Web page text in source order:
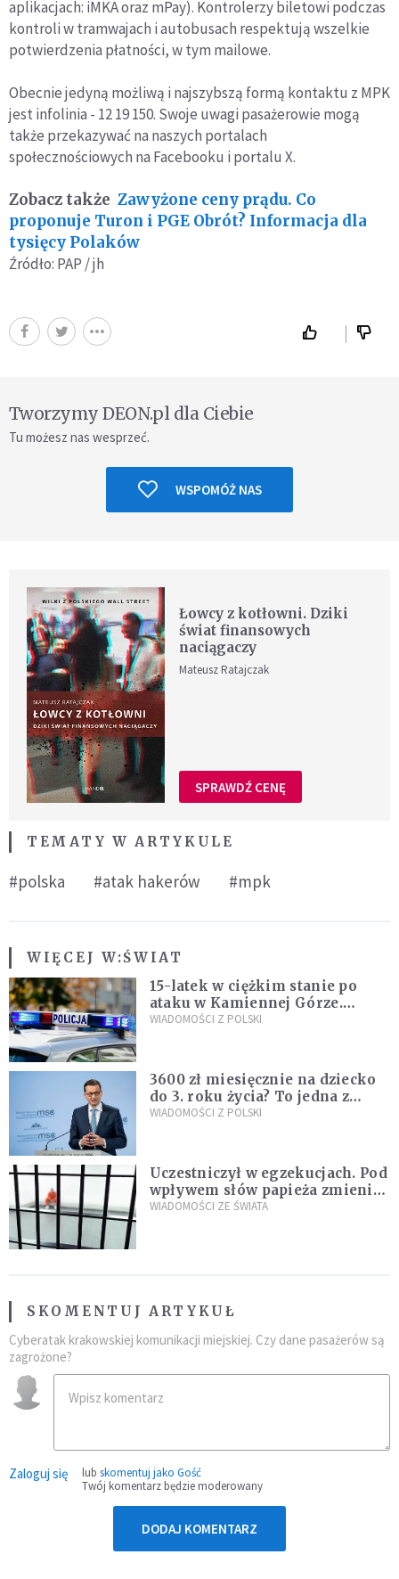
aplikacjach: iMKA oraz mPay). Kontrolerzy biletowi podczas
kontroli w tramwajach i autobusach respektują wszelkie
potwierdzenia płatności, w tym mailowe.
Obecnie jedyną możliwą i najszybszą formą kontaktu z MPK
jest infolinia - 12 19 150. Swoje uwagi pasażerowie mogą
także przekazywać na naszych portalach
społecznościowych na Facebooku i portalu X.
Zobacz także Zawyżone ceny prądu. Co
proponuje Turon i PGE Obrót? Informacja dla
tysięcy Polaków
Źródło: PAP / jh
Tworzymy DEON.pl dla Ciebie
Tu możesz nas wesprzeć.
WSPOMÓŻ NAS
Łowcy z kotłowni. Dziki
świat finansowych
naciągaczy
Mateusz Ratajczak
SPRAWDŹ CENĘ
TEMATY W ARTYKULE
#polska #atak hakerów #mpk
WIĘCEJ W:ŚWIAT
15-latek w ciężkim stanie po
ataku w Kamiennej Górze.
Policja zatrzymała dwóch
WIADOMOŚCI Z POLSKI
3600 zł miesięcznie na dziecko
do 3. roku życia? To jedna z
propozycji programu "Rozwój
WIADOMOŚCI Z POLSKI
Uczestniczył w egzekucjach. Pod
wpływem słów papieża zmienił
zdanie
WIADOMOŚCI ZE ŚWIATA
SKOMENTUJ ARTYKUŁ
Cyberatak krakowskiej komunikacji miejskiej. Czy dane pasażerów są
zagrożone?
Zaloguj się lub skomentuj jako Gość
Twój komentarz będzie moderowany
DODAJ KOMENTARZ